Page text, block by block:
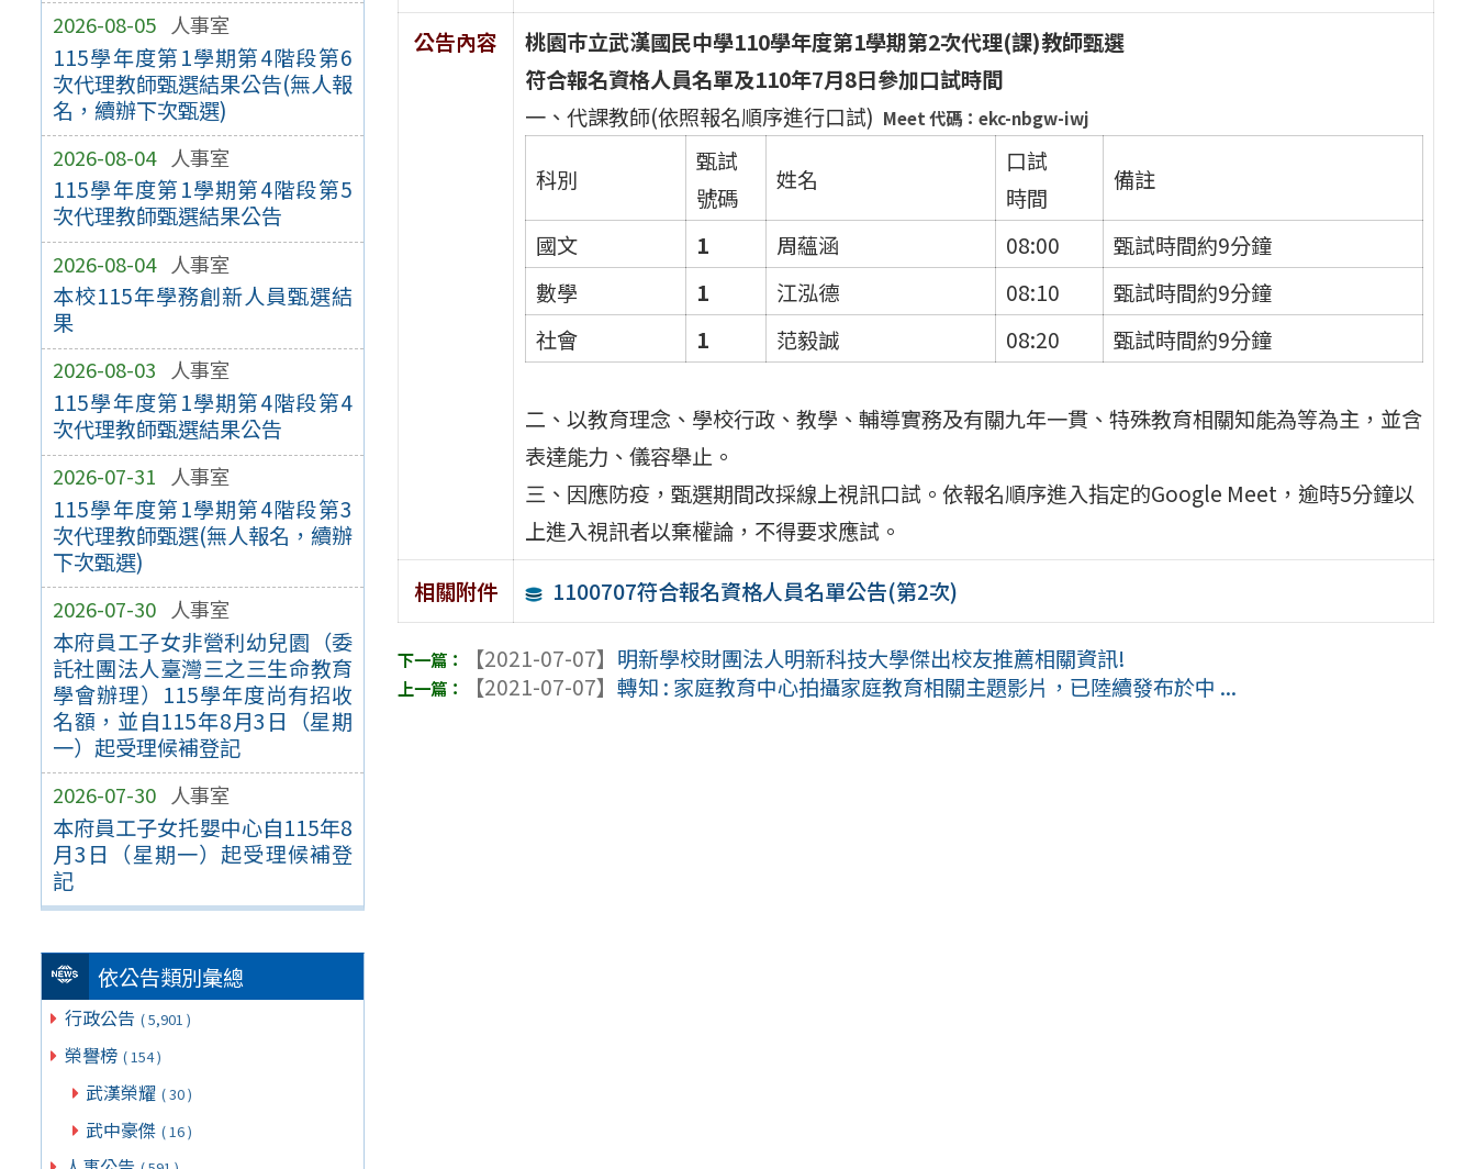
2026-08-05 人事室
115學年度第1學期第4階段第6
次代理教師甄選結果公告(無人報
名，續辦下次甄選)
2026-08-04 人事室
115學年度第1學期第4階段第5
次代理教師甄選結果公告
2026-08-04 人事室
本校115年學務創新人員甄選結
果
2026-08-03 人事室
115學年度第1學期第4階段第4
次代理教師甄選結果公告
2026-07-31 人事室
115學年度第1學期第4階段第3
次代理教師甄選(無人報名，續辦
下次甄選)
2026-07-30 人事室
本府員工子女非營利幼兒園（委
託社團法人臺灣三之三生命教育
學會辦理）115學年度尚有招收
名額，並自115年8月3日（星期
一）起受理候補登記
2026-07-30 人事室
本府員工子女托嬰中心自115年8
月3日（星期一）起受理候補登
記
依公告類別彙總
行政公告 ( 5,901 )
榮譽榜 ( 154 )
武漢榮耀 ( 30 )
武中豪傑 ( 16 )
公告內容
桃園巿立武漢國民中學110學年度第1學期第2次代理(課)教師甄選
符合報名資格人員名單及110年7月8日參加口試時間
一、代課教師(依照報名順序進行口試) Meet代碼：ekc-nbgw-iwj
科別
甄試
號碼
姓名
口試
時間
備註
國文 1 周蘊涵 08:00
甄試時間約9分鐘
數學
1 江泓德 08:10
甄試時間約9分鐘
社會
1 范毅誠 08:20 甄試時間約9分鐘
二、以教育理念、學校行政、教學、輔導實務及有關九年一貫、特殊教育相關知能為等為主，並含
表達能力、儀容舉止。
三、因應防疫，甄選期間改採線上視訊口試。依報名順序進入指定的Google Meet，逾時5分鐘以
上進入視訊者以棄權論，不得要求應試。
相關附件
1100707符合報名資格人員名單公告(第2次)
【2021-07-07】 明新學校財團法人明新科技大學傑出校友推薦相關資訊!
【2021-07-07】轉知 : 家庭教育中心拍攝家庭教育相關主題影片，已陸續發布於中 ...